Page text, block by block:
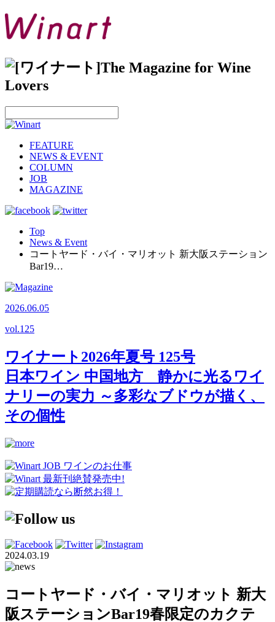
FEATURE
NEWS & EVENT
COLUMN
JOB
MAGAZINE
Top
News & Event
コートヤード・バイ・マリオット 新大阪ステーション
Bar19…
2026.06.05
vol.125
ワイナート2026年夏号 125号
日本ワイン 中国地方 静かに光るワイ
ナリーの実力 ～多彩なブドウが描く、
その個性
2024.03.19
コートヤード・バイ・マリオット 新大
阪ステーションBar19春限定のカクテ